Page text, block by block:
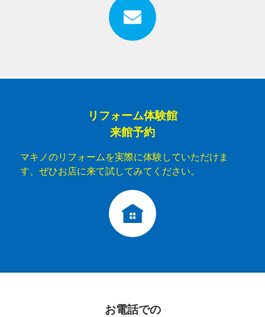
リフォーム体験館
来館予約
マキノのリフォームを実際に体験していただけま
す。ぜひお店に来て試してみてください。
お電話での